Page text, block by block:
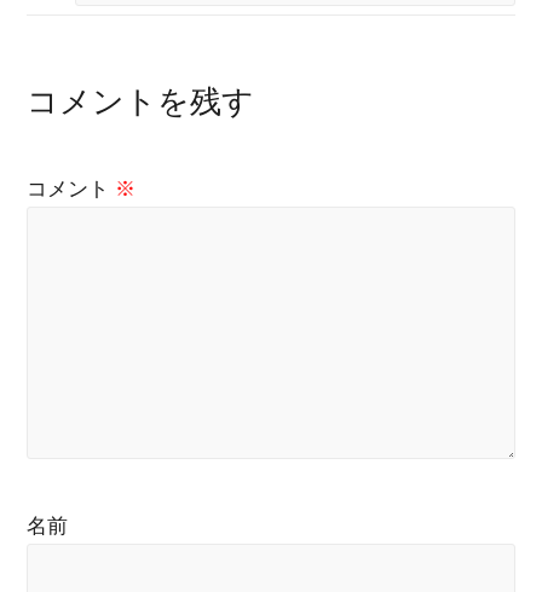
コメントを残す
コメント ※
名前